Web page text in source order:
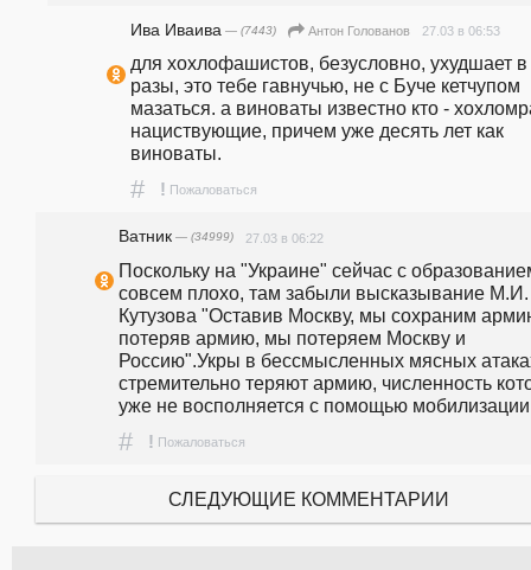
Ива Иваива — (7443) Антон Голованов 27.03 в 06:53
для хохлофашистов, безусловно, ухудшает в
разы, это тебе гавнучью, не с Буче кетчупом
мазаться. а виноваты известно кто -
нациствующие, причем уже десять лет как
виноваты.
# ! Пожаловаться
Ватник — (34999) 27.03 в 06:22
Поскольку на "Украине" сейчас с
совсем плохо, там забыли высказывание М.И.
Кутузова "Оставив Москву, мы сохраним
потеряв армию, мы потеряем Москву и
Россию".Укры в бессмысленных мясных
стремительно теряют армию, численность
уже не восполняется с помощью
# ! Пожаловаться
СЛЕДУЮЩИЕ КОММЕНТАРИИ